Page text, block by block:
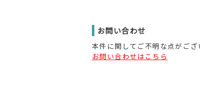
お問い合わせ
本件に関してご不明な点がご
お問い合わせはこちら